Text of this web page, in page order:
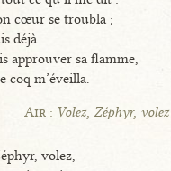
cœur se troubla ;
déjà
approuver sa flamme,
coq m’éveilla.
Air : Volez, Zéphyr, volez
volez,